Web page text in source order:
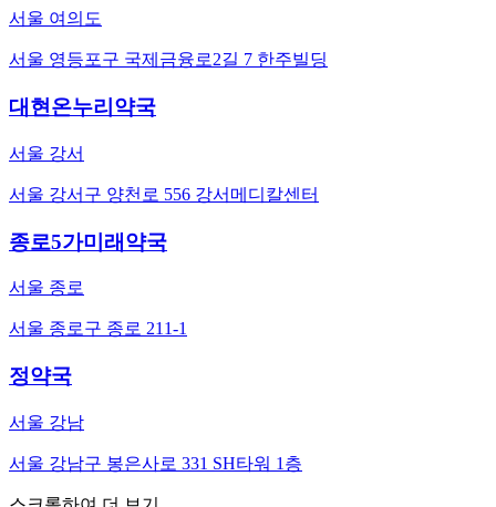
서울 여의도
서울 영등포구 국제금융로2길 7 한주빌딩
대현온누리약국
서울 강서
서울 강서구 양천로 556 강서메디칼센터
종로5가미래약국
서울 종로
서울 종로구 종로 211-1
정약국
서울 강남
서울 강남구 봉은사로 331 SH타워 1층